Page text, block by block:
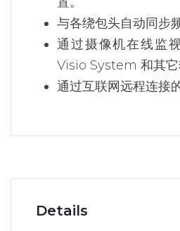
与各绕包头自动同步
通过摄像机在线监
Visio System 和其它
通过互联网远程连接
Details